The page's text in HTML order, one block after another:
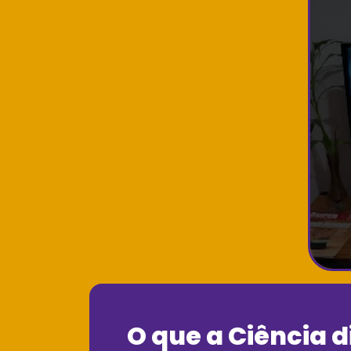
O que a Ciência